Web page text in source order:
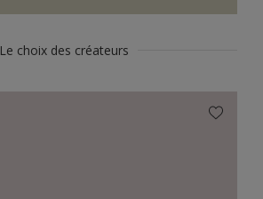
Le choix des créateurs